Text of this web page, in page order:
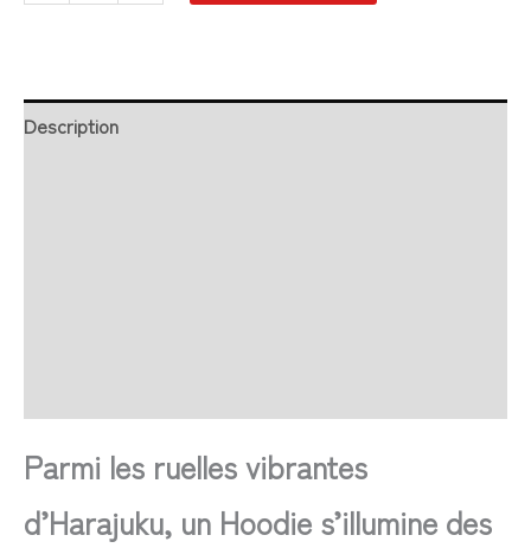
Description
Parmi les ruelles vibrantes
d’Harajuku, un Hoodie s’illumine des